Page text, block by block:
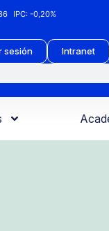
IPC:-0,20%
sesión Intranet